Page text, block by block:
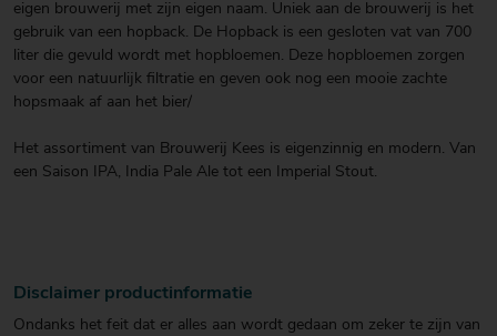
eigen brouwerij met zijn eigen naam. Uniek aan de brouwerij is het
gebruik van een hopback. De Hopback is een gesloten vat van 700
liter die gevuld wordt met hopbloemen. Deze hopbloemen zorgen
voor een natuurlijk filtratie en geven ook nog een mooie zachte
hopsmaak af aan het bier/
Het assortiment van Brouwerij Kees is eigenzinnig en modern. Van
een Saison IPA, India Pale Ale tot een Imperial Stout.
Disclaimer productinformatie
Ondanks het feit dat er alles aan wordt gedaan om zeker te zijn van